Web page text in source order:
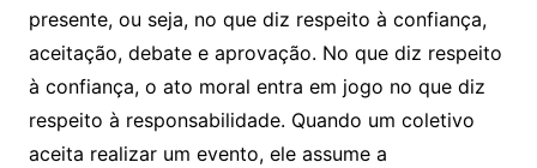
presente, ou seja, no que diz respeito à confiança,
aceitação, debate e aprovação. No que diz respeito
à confiança, o ato moral entra em jogo no que diz
respeito à responsabilidade. Quando um coletivo
aceita realizar um evento, ele assume a